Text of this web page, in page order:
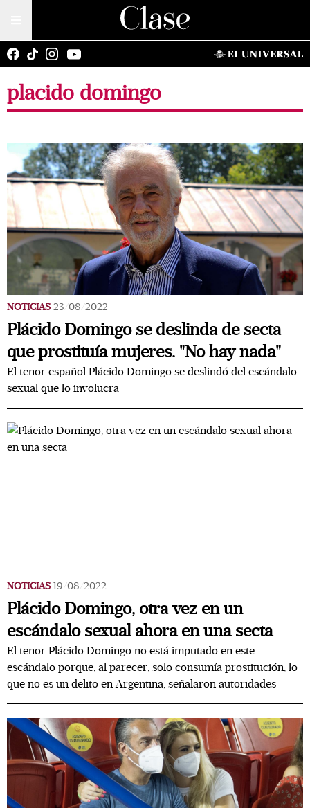
placido domingo
NOTICIAS 23/08/2022
Plácido Domingo se deslinda de secta
que prostituía mujeres. "No hay nada"
El tenor español Plácido Domingo se deslindó del escándalo
sexual que lo involucra
NOTICIAS 19/08/2022
Plácido Domingo, otra vez en un
escándalo sexual ahora en una secta
El tenor Plácido Domingo no está imputado en este
escándalo porque, al parecer, solo consumía prostitución, lo
que no es un delito en Argentina, señalaron autoridades